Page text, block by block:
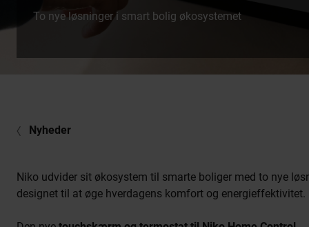
To nye løsninger i smart bolig økosystemet
Nyheder
Niko udvider sit økosystem til smarte boliger med to nye
designet til at øge hverdagens komfort og energieffektivitet.